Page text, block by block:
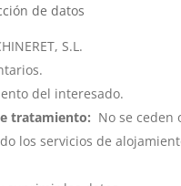
de datos
S.L.
del interesado.
tratamiento: No se ceden
los servicios de